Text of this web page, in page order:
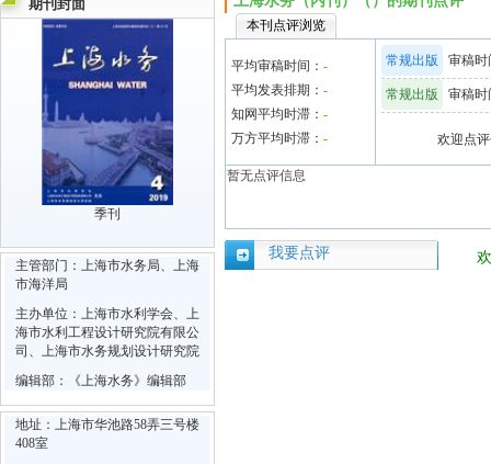
期刊封面
季刊
主管部门：上海市水务局、上海
市海洋局
主办单位：上海市水利学会、上
海市水利工程设计研究院有限公
司、上海市水务规划设计研究院
编辑部：《上海水务》编辑部
地址：上海市华池路58弄三号楼
408室
本刊点评浏览
平均审稿时间： -
平均发表排期： -
知网平均时滞： -
万方平均时滞： -
常规出版 审稿时
常规出版 审稿时
欢迎点
暂无点评信息
我要点评